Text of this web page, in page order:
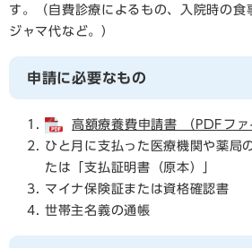
す。（自費診療によるもの、入院時の食
ジャマ代など。）
申請に必要なもの
高額療養費申請書 （PDFファ
ひと月に支払った医療機関や薬局
たは「支払証明書（原本）」
マイナ保険証または資格確認書
世帯主名義の通帳